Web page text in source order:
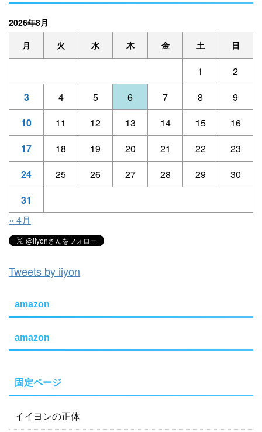
2026年8月
月
火 水 木 金 土 日
1
2
3
4 5 6 7 8
9
10
11 12 13 14 15
16
17
18 19 20 21 22
23
24
25 26 27 28 29
30
31
« 4月
Tweets by iiyon
amazon
amazon
固定ページ
イイヨンの正体